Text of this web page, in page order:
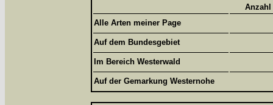
Alle Arten meiner Page
Auf dem Bundesgebiet
Im Bereich Westerwald
Auf der Gemarkung Westernohe